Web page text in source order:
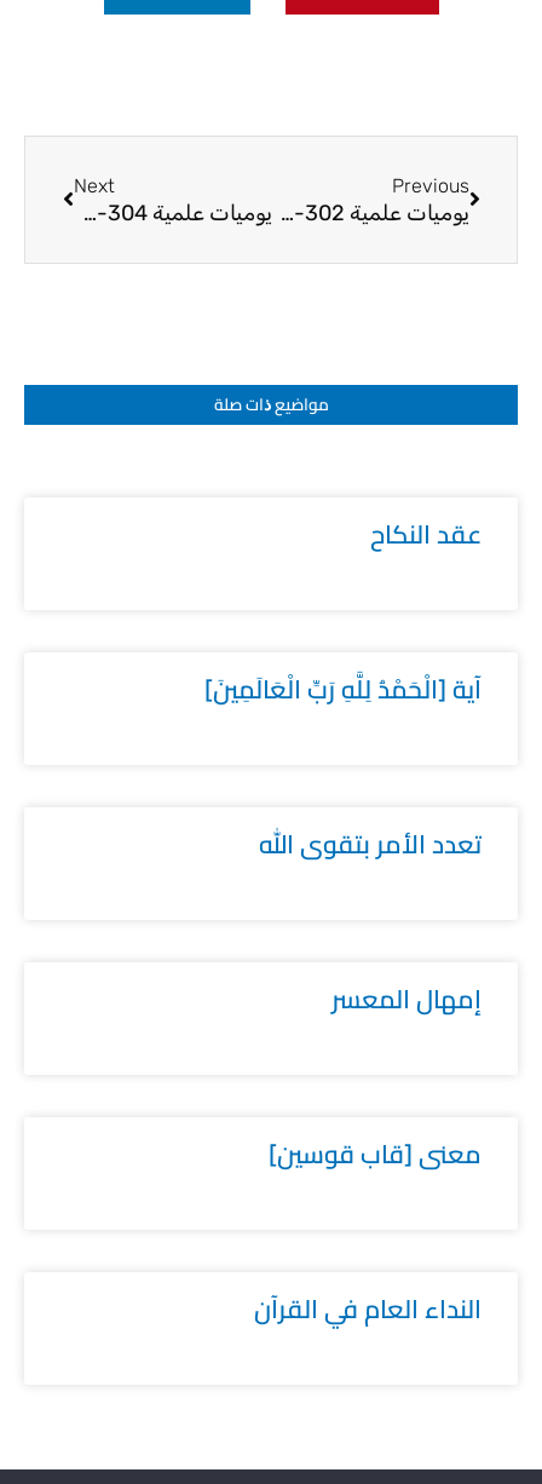
Previous
يوميات علمية 302-24
Next
يوميات علمية 304-24
مواضيع ﺫات صلة
عقد النكاح
آية [الْحَمْدُ لِلَّهِ رَبِّ الْعَالَمِينَ]
تعدد الأمر بتقوى الله
إمهال المعسر
معنى [قاب قوسين]
النداء العام في القرآن